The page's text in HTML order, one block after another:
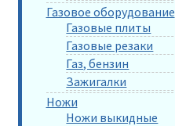
Газовое оборудование
Газовые плиты
Газовые резаки
Газ, бензин
Зажигалки
Ножи
Ножи выкидные